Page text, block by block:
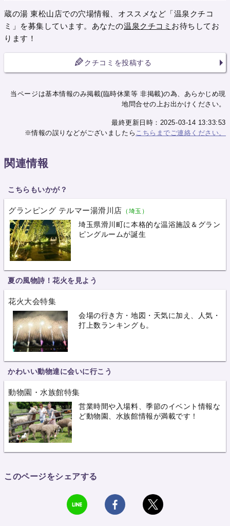
蔵の湯 東松山店での穴場情報、オススメなど「温泉クチコ
ミ」を募集しています。あなたの温泉クチコミ お待ちしてお
ります！
クチコミを投稿する
当ページは基本情報のみ掲載(臨時休業等 非掲載)の為、あらかじめ現
地問合せの上お出かけください。
最終更新日時：2025-03-14 13:33:53
※情報の誤りなどがございましたら こちらまでご連絡ください。
関連情報
こちらもいかが？
グランピング テルマー湯滑川店 （埼玉）
埼玉県滑川町に本格的な温浴施設＆グラン
ピングルームが誕生
夏の風物詩！花火を見よう
花火大会特集
会場の行き方・地図・天気に加え、人気・
打上数ランキングも。
かわいい動物達に会いに行こう
動物園・水族館特集
営業時間や入場料、季節のイベント情報な
ど動物園、水族館情報が満載です！
このページをシェアする